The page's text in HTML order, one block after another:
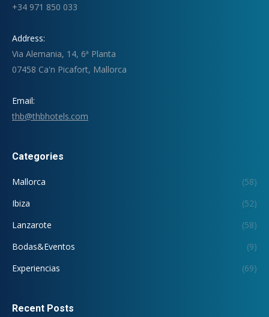
+34 971 850 033
Address:
Via Alemania, 14, 6ª Planta
07458 Ca'n Picafort, Mallorca
Email:
thb@thbhotels.com
Categories
Mallorca
(58)
Ibiza
(52)
Lanzarote
(58)
Bodas&Eventos
(9)
Experiencias
(69)
Recent Posts